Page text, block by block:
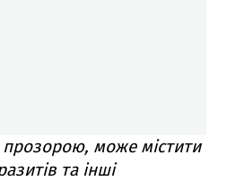
прозорою, може містити
та інші